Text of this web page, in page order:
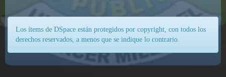
Los ítems de DSpace están protegidos por copyright, con todos los
derechos reservados, a menos que se indique lo contrario.